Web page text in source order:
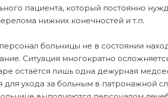
пациента, который постоянно
нижних конечностей и т.п.
больницы не в состоянии
Ситуация многократно
остаётся лишь одна дежурная
ухода за больным в патронажной